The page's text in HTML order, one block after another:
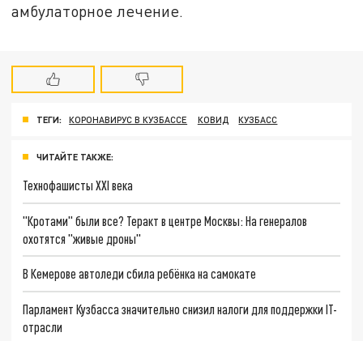
амбулаторное лечение.
ТЕГИ: КОРОНАВИРУС В КУЗБАССЕ КОВИД КУЗБАСС
ЧИТАЙТЕ ТАКЖЕ:
Технофашисты XXI века
"Кротами" были все? Теракт в центре Москвы: На генералов
охотятся "живые дроны"
В Кемерове автоледи сбила ребёнка на самокате
Парламент Кузбасса значительно снизил налоги для поддержки IT-
отрасли